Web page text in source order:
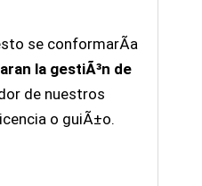
se conformarÃ­a
la gestiÃ³n de
de nuestros
o guiÃ±o.